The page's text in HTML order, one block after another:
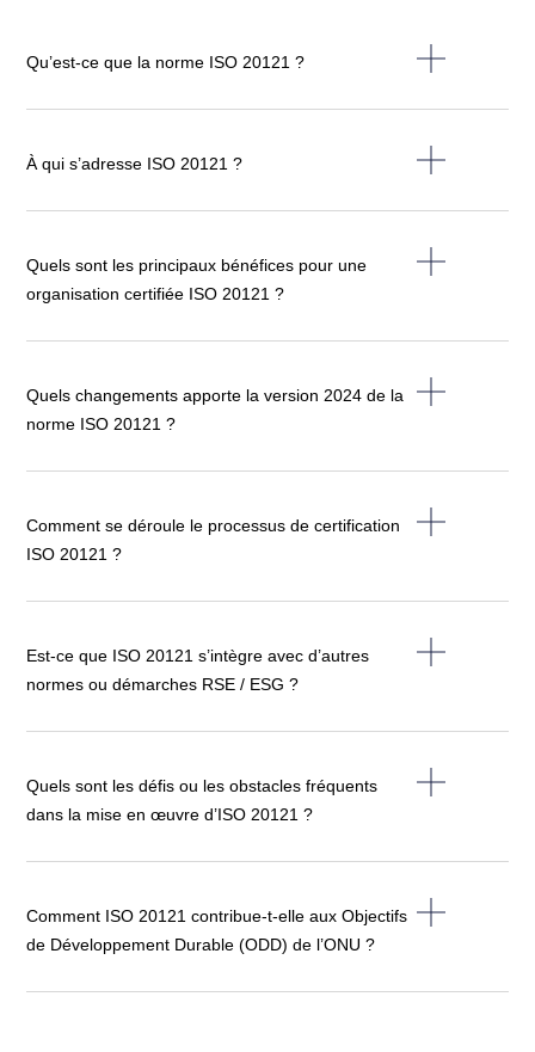
Qu’est-ce que la norme ISO 20121 ?
À qui s’adresse ISO 20121 ?
Quels sont les principaux bénéfices pour une
organisation certifiée ISO 20121 ?
Quels changements apporte la version 2024 de la
norme ISO 20121 ?
Comment se déroule le processus de certification
ISO 20121 ?
Est-ce que ISO 20121 s’intègre avec d’autres
normes ou démarches RSE / ESG ?
Quels sont les défis ou les obstacles fréquents
dans la mise en œuvre d’ISO 20121 ?
Comment ISO 20121 contribue-t-elle aux Objectifs
de Développement Durable (ODD) de l’ONU ?